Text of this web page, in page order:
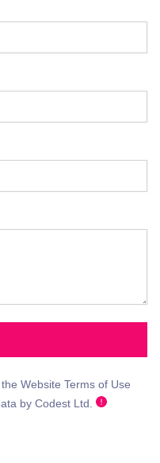
Website Terms of Use
by Codest Ltd.